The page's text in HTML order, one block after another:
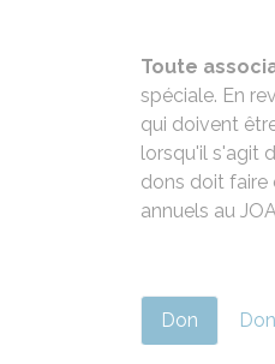
Toute
spéciale. En
qui doivent
lorsqu'il s'agit
dons doit faire
annuels au
Don